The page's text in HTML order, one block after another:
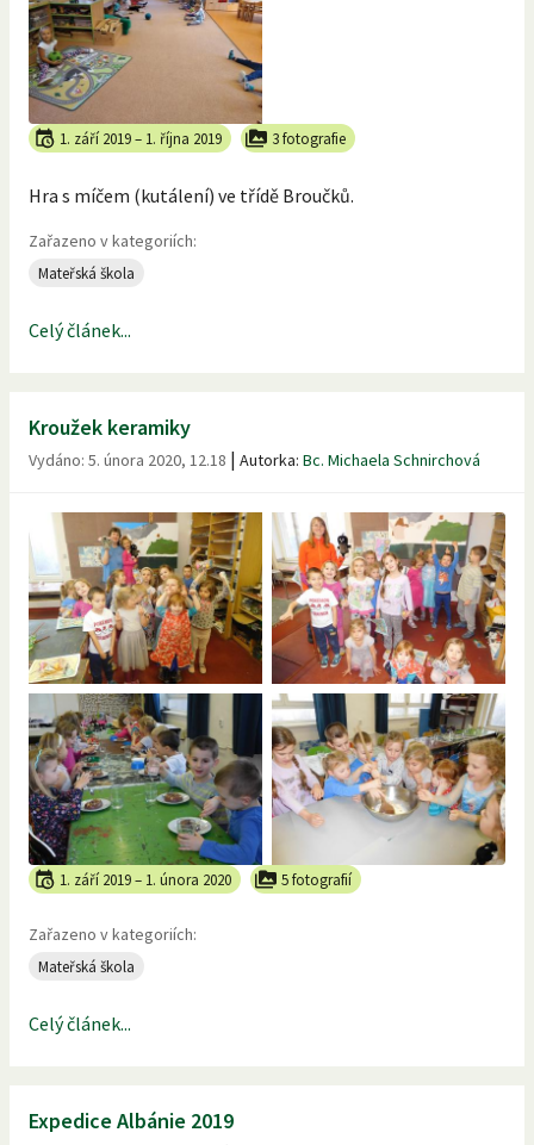
1. září 2019– 1. října 2019 3 fotografie
Hra s míčem (kutálení) ve třídě Broučků.
Zařazeno v kategoriích:
Mateřská škola
Celý článek...
Kroužek keramiky
Vydáno: 5. února 2020, 12.18 | Autorka: Bc. Michaela Schnirchová
1. září 2019– 1. února 2020 5 fotografií
Zařazeno v kategoriích:
Mateřská škola
Celý článek...
Expedice Albánie 2019